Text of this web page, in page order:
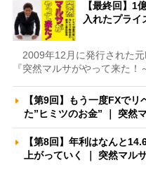
【最終回】1
入れたプラ
2009年12月に発行された
『突然マルサがやって来た
【第9回】もう一度FXで
た”ヒミツのお金” ｜ 突然
【第8回】年利はなんと
上がっていく ｜ 突然マル